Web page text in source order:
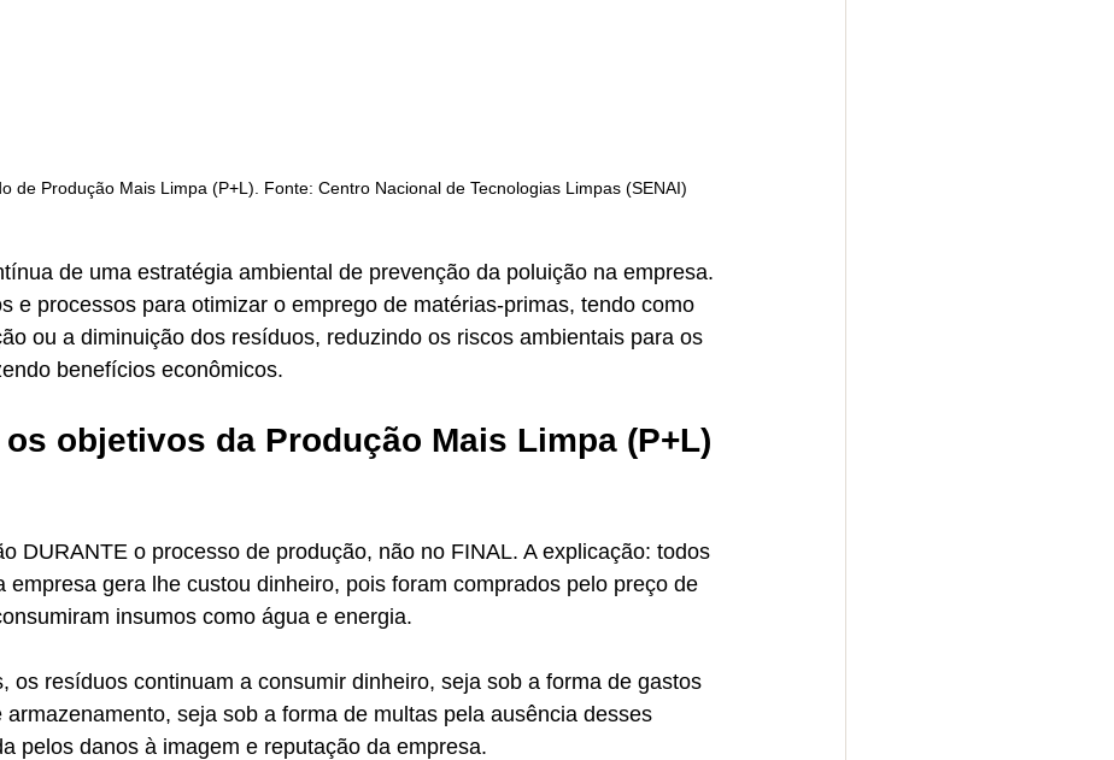
de Produção Mais Limpa (P+L). Fonte: Centro Nacional de Tecnologias Limpas (SENAI)
de uma estratégia ambiental de prevenção da poluição na empresa.
e processos para otimizar o emprego de matérias-primas, tendo como
ou a diminuição dos resíduos, reduzindo os riscos ambientais para os
benefícios econômicos.
objetivos da Produção Mais Limpa (P+L)
DURANTE o processo de produção, não no FINAL. A explicação: todos
empresa gera lhe custou dinheiro, pois foram comprados pelo preço de
insumos como água e energia.
os resíduos continuam a consumir dinheiro, seja sob a forma de gastos
armazenamento, seja sob a forma de multas pela ausência desses
pelos danos à imagem e reputação da empresa.